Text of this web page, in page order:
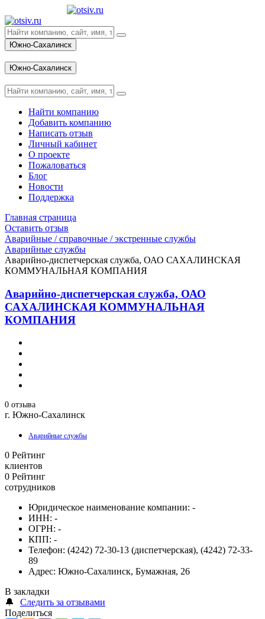
Южно-Сахалинск
Южно-Сахалинск
Найти компанию
Добавить компанию
Написать отзыв
Личный кабинет
О проекте
Пожаловаться
Блог
Новости
Поддержка
Главная страница
Оставить отзыв
Аварийные / справочные / экстренные службы
Аварийные службы
Аварийно-диспетчерская служба, ОАО САХАЛИНСКАЯ
КОММУНАЛЬНАЯ КОМПАНИЯ
Аварийно-диспетчерская служба, ОАО
САХАЛИНСКАЯ КОММУНАЛЬНАЯ
КОМПАНИЯ
0 отзыва
г. Южно-Сахалинск
Аварийные службы
0 Рейтинг
клиентов
0 Рейтинг
сотрудников
Юридическое наименование компании: -
ИНН: -
ОГРН: -
КПП: -
Телефон: (4242) 72-30-13 (диспетчерская), (4242) 72-33-
89
Адрес: Южно-Сахалинск, Бумажная, 26
В закладки
🔔
Следить за отзывами
Поделиться